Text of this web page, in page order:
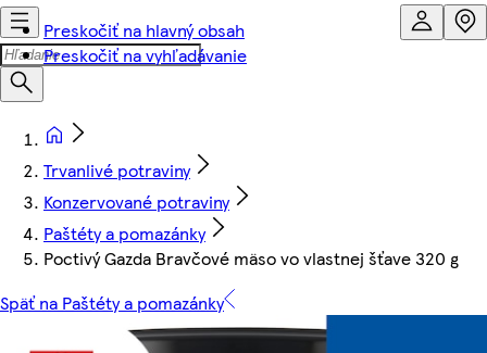
Preskočiť na hlavný obsah
Preskočiť na vyhľadávanie
Trvanlivé potraviny
Konzervované potraviny
Paštéty a pomazánky
Poctivý Gazda Bravčové mäso vo vlastnej šťave 320 g
Späť na Paštéty a pomazánky